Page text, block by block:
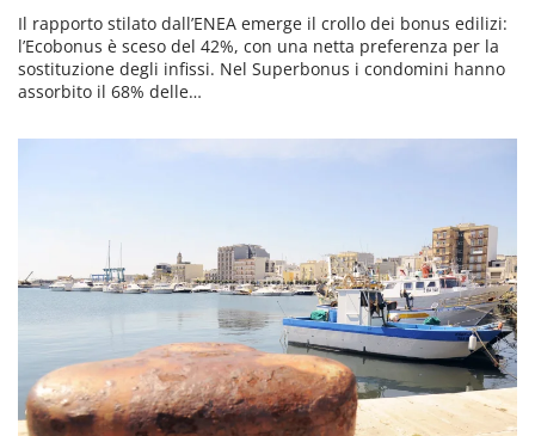
Il rapporto stilato dall’ENEA emerge il crollo dei bonus edilizi:
l’Ecobonus è sceso del 42%, con una netta preferenza per la
sostituzione degli infissi. Nel Superbonus i condomini hanno
assorbito il 68% delle…